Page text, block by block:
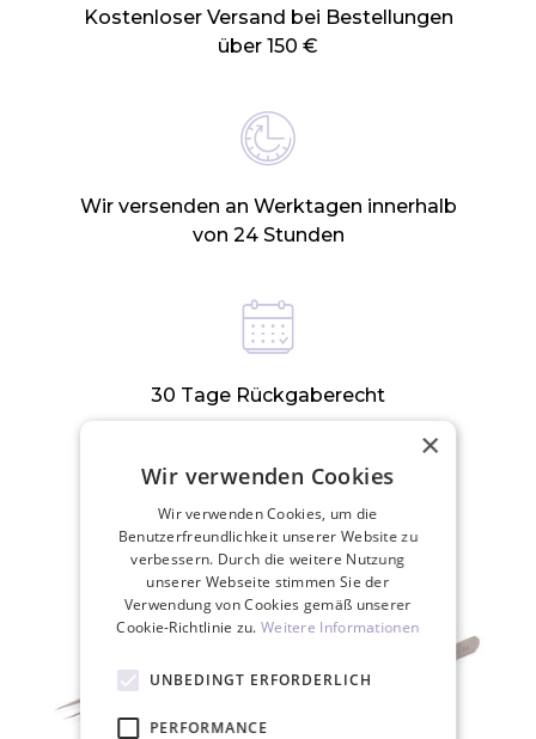
Kostenloser Versand bei Bestellungen
über 150 €
Wir versenden an Werktagen innerhalb
von 24 Stunden
30 Tage Rückgaberecht
×
Wir verwenden Cookies
Wir verwenden Cookies, um die
Benutzerfreundlichkeit unserer Website zu
verbessern. Durch die weitere Nutzung
unserer Webseite stimmen Sie der
Verwendung von Cookies gemäß unserer
Cookie-Richtlinie zu.Weitere Informationen
UNBEDINGT ERFORDERLICH
PERFORMANCE